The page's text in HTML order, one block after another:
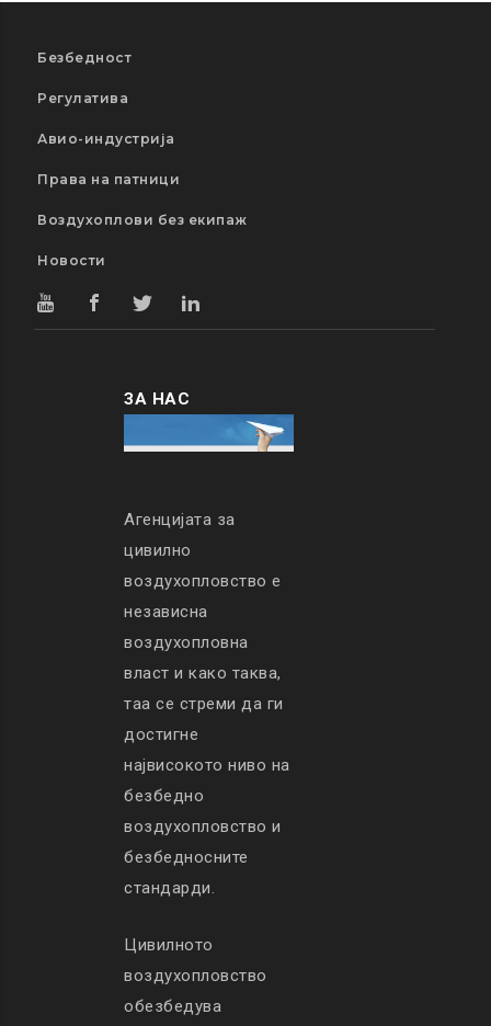
Безбедност
Регулатива
Авио-индустрија
Права на патници
Воздухоплови без екипаж
Новости
ЗА НАС
Агенцијата за
цивилно
воздухопловство е
независна
воздухопловна
власт и како таква,
таа се стреми да ги
достигне
највисокото ниво на
безбедно
воздухопловство и
безбедносните
стандарди.
Цивилното
воздухопловство
обезбедува